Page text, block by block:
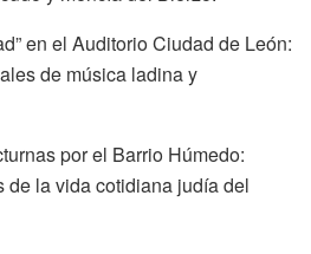
en el Auditorio Ciudad de León:
de música ladina y
por el Barrio Húmedo:
de la vida cotidiana judía del